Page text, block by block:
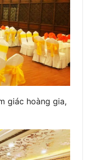
giác hoàng gia,